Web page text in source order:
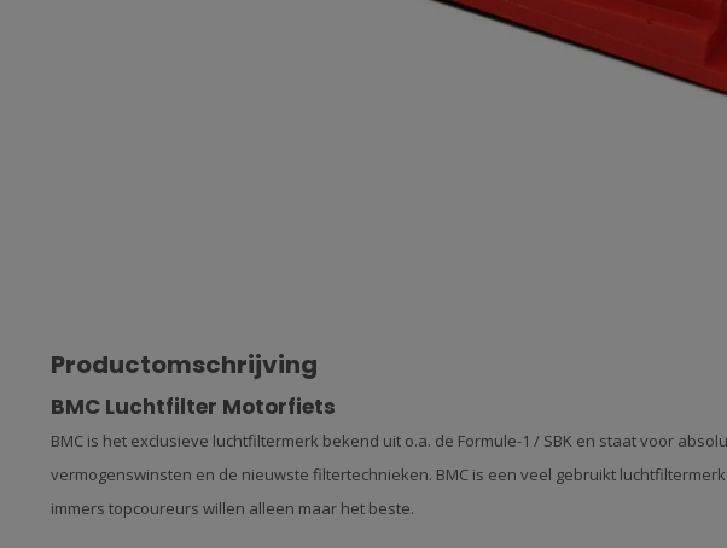
Productomschrijving
BMC Luchtfilter Motorfiets
BMC is het exclusieve luchtfiltermerk bekend uit o.a. de Formule-1 / SBK en staat voor
vermogenswinsten en de nieuwste filtertechnieken. BMC is een veel gebruikt
immers topcoureurs willen alleen maar het beste.